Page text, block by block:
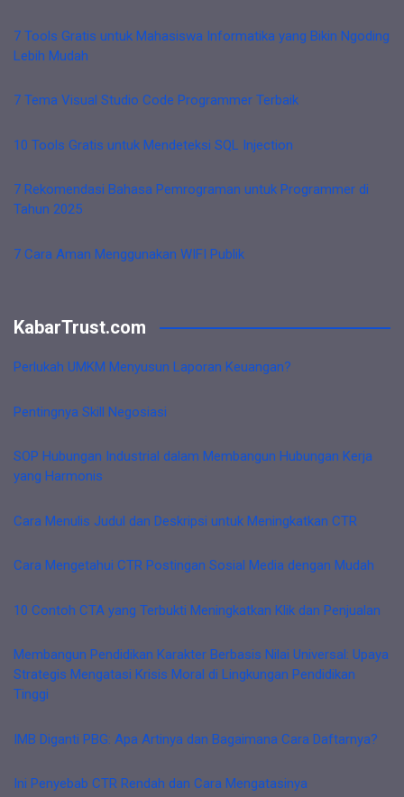
7 Tools Gratis untuk Mahasiswa Informatika yang Bikin Ngoding
Lebih Mudah
7 Tema Visual Studio Code Programmer Terbaik
10 Tools Gratis untuk Mendeteksi SQL Injection
7 Rekomendasi Bahasa Pemrograman untuk Programmer di
Tahun 2025
7 Cara Aman Menggunakan WIFI Publik
KabarTrust.com
Perlukah UMKM Menyusun Laporan Keuangan?
Pentingnya Skill Negosiasi
SOP Hubungan Industrial dalam Membangun Hubungan Kerja
yang Harmonis
Cara Menulis Judul dan Deskripsi untuk Meningkatkan CTR
Cara Mengetahui CTR Postingan Sosial Media dengan Mudah
10 Contoh CTA yang Terbukti Meningkatkan Klik dan Penjualan
Membangun Pendidikan Karakter Berbasis Nilai Universal: Upaya
Strategis Mengatasi Krisis Moral di Lingkungan Pendidikan
Tinggi
IMB Diganti PBG: Apa Artinya dan Bagaimana Cara Daftarnya?
Ini Penyebab CTR Rendah dan Cara Mengatasinya